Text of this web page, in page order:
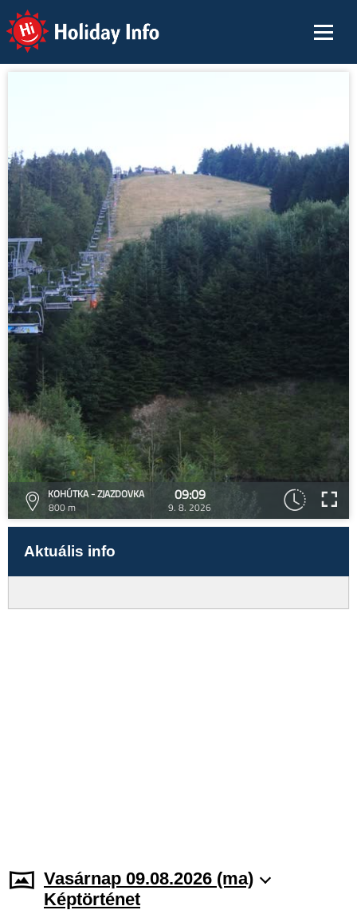
Holiday Info
KOHÚTKA - ZJAZDOVKA
800 m
09:09
9. 8. 2026
Aktuális info
Vasárnap 09.08.2026 (ma)
Képtörténet